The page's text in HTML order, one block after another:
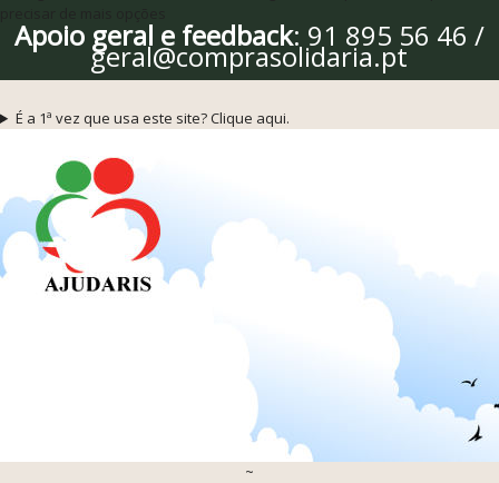
Apoio geral e feedback: 91 895 56 46 /
geral@comprasolidaria.pt
É a 1ª vez que usa este site? Clique aqui.
~